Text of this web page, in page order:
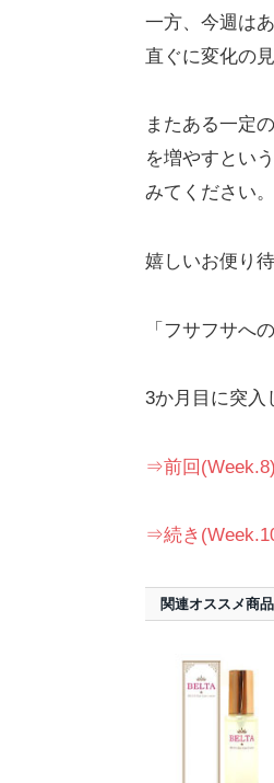
一方、今週は
直ぐに変化の
またある一定
を増やすとい
みてください。
嬉しいお便り
「フサフサへ
3か月目に突入
⇒前回(Week.8)
⇒続き
関連オススメ商品